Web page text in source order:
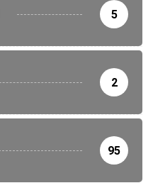
5
2
95